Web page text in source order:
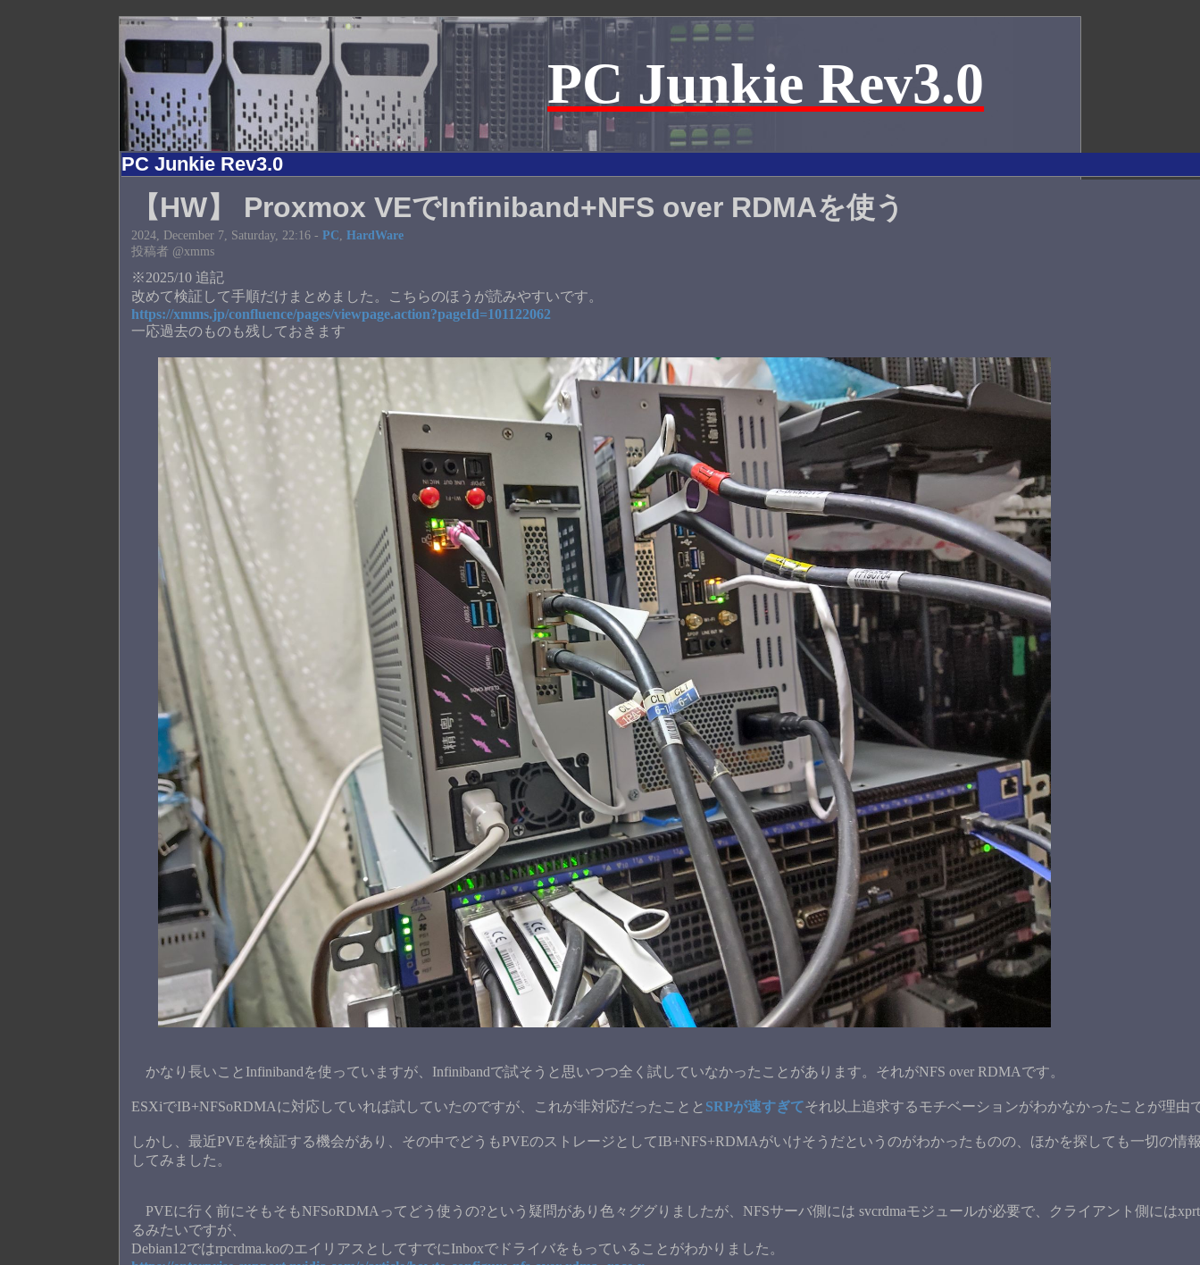
PC Junkie Rev3.0
PC Junkie Rev3.0
【HW】 Proxmox VEでInfiniband+NFS over RDMAを使う
2024, December 7, Saturday, 22:16 -PC ,HardWare
投稿者 @xmms
※2025/10 追記
改めて検証して手順だけまとめました。こちらのほうが読みやすいです。
https://xmms.jp/confluence/pages/viewpage.action?pageId=101122062
一応過去のものも残しておきます
かなり長いことInfinibandを使っていますが、Infinibandで試そうと思いつつ全く試していなかったことがあります。それがNFS over RDMAです。
ESXiでIB+NFSoRDMAに対応していれば試していたのですが、これが非対応だったことと SRPが速すぎてそれ以上追求するモチベーションがわかなかったことが理由
しかし、最近PVEを検証する機会があり、その中でどうもPVEのストレージとしてIB+NFS+RDMAがいけそうだというのがわかったものの、ほかを探しても一切の情
してみました。
PVEに行く前にそもそもNFSoRDMAってどう使うの?という疑問があり色々ググりましたが、NFSサーバ側には svcrdmaモジュールが必要で、クライアント側には
るみたいですが、
Debian12ではrpcrdma.koのエイリアスとしてすでにInboxでドライバをもっていることがわかりました。